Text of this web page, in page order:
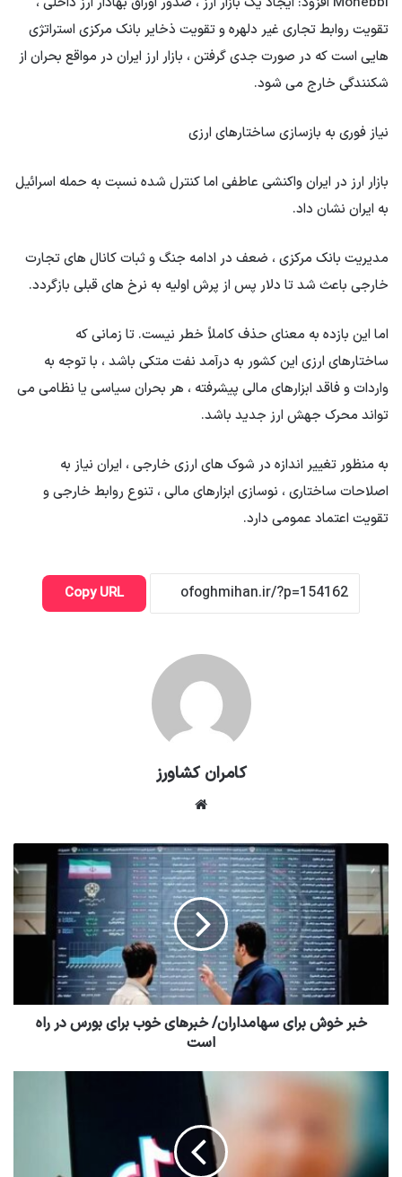
تقویت روابط تجاری غیر دلهره و تقویت ذخایر بانک مرکزی استراتژی
هایی است که در صورت جدی گرفتن ، بازار ارز ایران در مواقع بحران از
شکنندگی خارج می شود.
نیاز فوری به بازسازی ساختارهای ارزی
بازار ارز در ایران واکنشی عاطفی اما کنترل شده نسبت به حمله اسرائیل
به ایران نشان داد.
مدیریت بانک مرکزی ، ضعف در ادامه جنگ و ثبات کانال های تجارت
خارجی باعث شد تا دلار پس از پرش اولیه به نرخ های قبلی بازگردد.
اما این بازده به معنای حذف کاملاً خطر نیست. تا زمانی که
ساختارهای ارزی این کشور به درآمد نفت متکی باشد ، با توجه به
واردات و فاقد ابزارهای مالی پیشرفته ، هر بحران سیاسی یا نظامی می
تواند محرک جهش ارز جدید باشد.
به منظور تغییر اندازه در شوک های ارزی خارجی ، ایران نیاز به
اصلاحات ساختاری ، نوسازی ابزارهای مالی ، تنوع روابط خارجی و
تقویت اعتماد عمومی دارد.
Copy URL
کامران کشاورز
خبر خوش برای سهامداران/ خبرهای خوب برای بورس در راه
است